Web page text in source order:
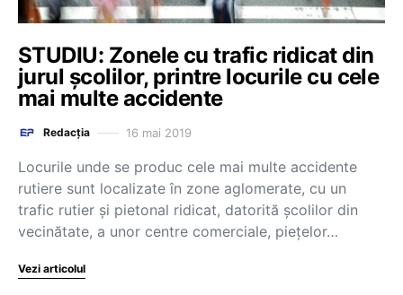
STUDIU: Zonele cu trafic ridicat din
jurul școlilor, printre locurile cu cele
mai multe accidente
Redacția 16 mai 2019
Locurile unde se produc cele mai multe accidente
rutiere sunt localizate în zone aglomerate, cu un
trafic rutier şi pietonal ridicat, datorită şcolilor din
vecinătate, a unor centre comerciale, pieţelor…
Vezi articolul